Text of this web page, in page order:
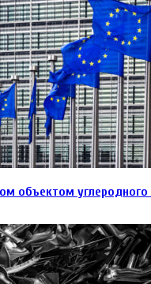
объектом углеродного